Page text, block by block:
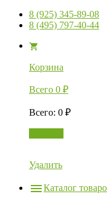
8 (925) 345-89-08
8 (495) 797-40-44
Корзина
Всего 0 ₽
Всего: 0 ₽
Удалить
Каталог